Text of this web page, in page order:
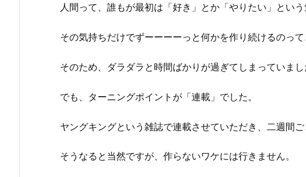
人間って、誰もが最初は「好き」とか「やりたい」という
その気持ちだけでずーーーーっと何かを作り続けるのって
そのため、ダラダラと時間ばかりが過ぎてしまっていまし
でも、ターニングポイントが「連載」でした。
ヤングキングという雑誌で連載させていただき、二週間ご
そうなると当然ですが、作らないワケには行きません。